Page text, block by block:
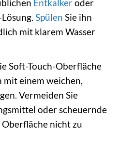
Entkalkeroder
Spülen Sie ihn
mit klarem Wasser
Soft-Touch-Oberfläche
mit einem weichen,
Vermeiden Sie
oder scheuernde
Oberfläche nicht zu